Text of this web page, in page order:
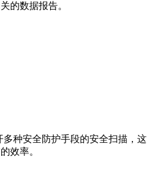
的数据报告。
多种安全防护手段的安全扫描，这
效率。